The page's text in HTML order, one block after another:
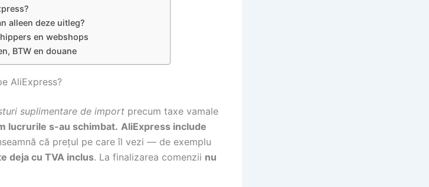
alleen deze uitleg?
en webshops
BTW en douane
AliExpress?
suplimentare de import precum taxe vamale
lucrurile s-au schimbat. AliExpress include
că prețul pe care îl vezi — de exemplu
deja cu TVA inclus. La finalizarea comenzii nu